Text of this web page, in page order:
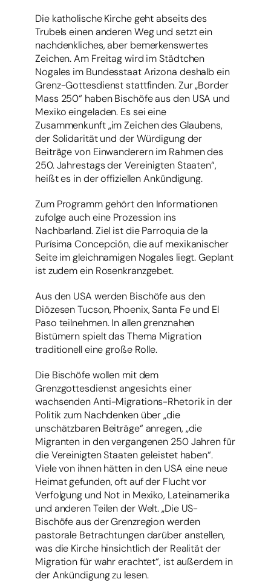
Die katholische Kirche geht abseits des
Trubels einen anderen Weg und setzt ein
nachdenkliches, aber bemerkenswertes
Zeichen. Am Freitag wird im Städtchen
Nogales im Bundesstaat Arizona deshalb ein
Grenz-Gottesdienst stattfinden. Zur „Border
Mass 250“ haben Bischöfe aus den USA und
Mexiko eingeladen. Es sei eine
Zusammenkunft „im Zeichen des Glaubens,
der Solidarität und der Würdigung der
Beiträge von Einwanderern im Rahmen des
250. Jahrestags der Vereinigten Staaten“,
heißt es in der offiziellen Ankündigung.
Zum Programm gehört den Informationen
zufolge auch eine Prozession ins
Nachbarland. Ziel ist die Parroquia de la
Purísima Concepción, die auf mexikanischer
Seite im gleichnamigen Nogales liegt. Geplant
ist zudem ein Rosenkranzgebet.
Aus den USA werden Bischöfe aus den
Diözesen Tucson, Phoenix, Santa Fe und El
Paso teilnehmen. In allen grenznahen
Bistümern spielt das Thema Migration
traditionell eine große Rolle.
Die Bischöfe wollen mit dem
Grenzgottesdienst angesichts einer
wachsenden Anti-Migrations-Rhetorik in der
Politik zum Nachdenken über „die
unschätzbaren Beiträge“ anregen, „die
Migranten in den vergangenen 250 Jahren für
die Vereinigten Staaten geleistet haben“.
Viele von ihnen hätten in den USA eine neue
Heimat gefunden, oft auf der Flucht vor
Verfolgung und Not in Mexiko, Lateinamerika
und anderen Teilen der Welt. „Die US-
Bischöfe aus der Grenzregion werden
pastorale Betrachtungen darüber anstellen,
was die Kirche hinsichtlich der Realität der
Migration für wahr erachtet“, ist außerdem in
der Ankündigung zu lesen.